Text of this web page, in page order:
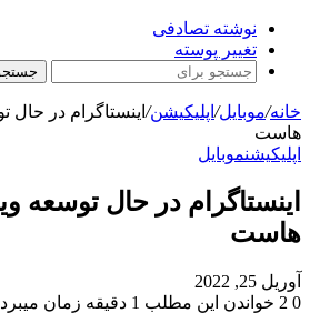
نوشته تصادفی
تغییر پوسته
خانه/موبایل/ اپلیکیشن/ اینستاگرام در
هاست
اپلیکیشنموبایل
اینستاگرام در حال توسعه
هاست
آوریل 25, 2022
0
خواندن این مطلب 1 دقیقه زمان میبرد